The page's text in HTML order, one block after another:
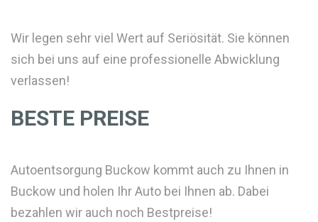
Wir legen sehr viel Wert auf Seriösität. Sie können
sich bei uns auf eine professionelle Abwicklung
verlassen!
BESTE PREISE
Autoentsorgung Buckow kommt auch zu Ihnen in
Buckow und holen Ihr Auto bei Ihnen ab. Dabei
bezahlen wir auch noch Bestpreise!